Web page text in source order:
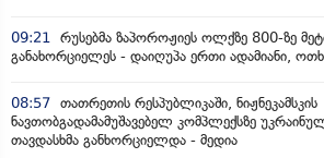
09:21
რუსებმა ზაპოროჟიეს ოლქზე 800-ზე
განახორციელეს - დაიღუპა ერთი ადამიანი,
08:57 თათრეთის რესპუბლიკაში, ნიჟნეკამსკის
ნავთობგადამამუშავებელ კომპლექსზე
თავდასხმა განხორციელდა - მედია